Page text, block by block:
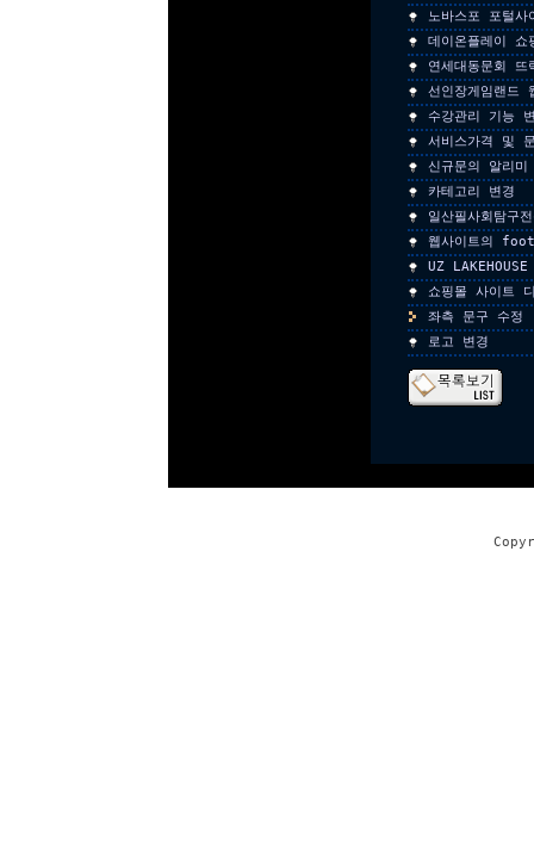
노바스포 포털사
데이온플레이 쇼
연세대동문회
선인장게임랜드
수강관리 기능
서비스가격 및
신규문의 알리
카테고리 변경
일산필사회탐구
웹사이트의
UZ
쇼핑몰 사이트
좌측 문구 수정
로고 변경